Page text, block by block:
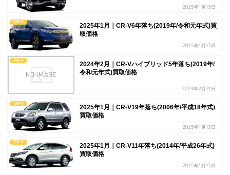
2025年1月13日
CR-V
2025年1月｜CR-V6年落ち(2019年/令和元年式)買
取価格
2025年1月13日
CR-V
2024年2月｜CR-Vハイブリッド5年落ち(2019年/
令和元年式)買取価格
2024年2月21日
CR-V
2025年1月｜CR-V19年落ち(2006年/平成18年式)
買取価格
2025年1月13日
CR-V
2025年1月｜CR-V11年落ち(2014年/平成26年式)
買取価格
2025年1月13日